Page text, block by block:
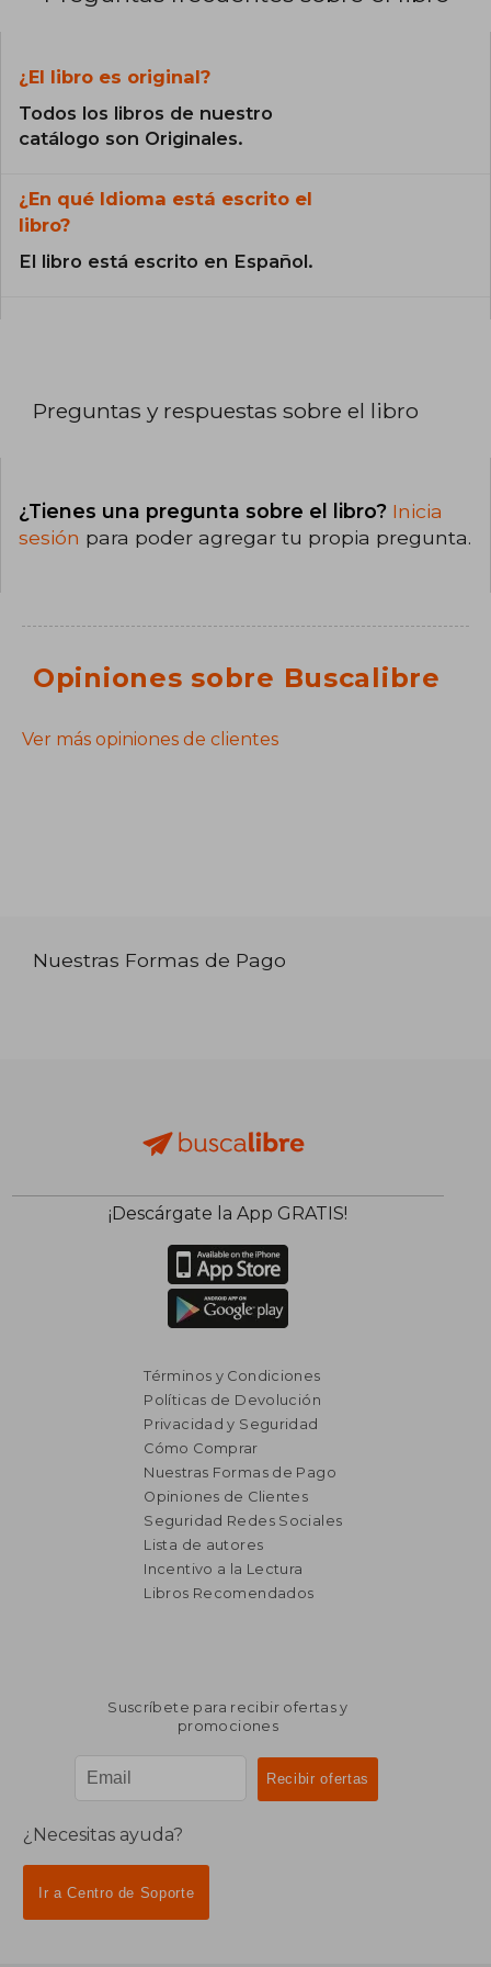
¿El libro es original?
Todos los libros de nuestro
catálogo son Originales.
¿En qué Idioma está escrito el
libro?
El libro está escrito en Español.
Preguntas y respuestas sobre el libro
¿Tienes una pregunta sobre el libro? Inicia
sesión para poder agregar tu propia pregunta.
Opiniones sobre Buscalibre
Ver más opiniones de clientes
Nuestras Formas de Pago
¡Descárgate la App GRATIS!
Términos y Condiciones
Políticas de Devolución
Privacidad y Seguridad
Cómo Comprar
Nuestras Formas de Pago
Opiniones de Clientes
Seguridad Redes Sociales
Lista de autores
Incentivo a la Lectura
Libros Recomendados
Suscríbete para recibir ofertas y
promociones
¿Necesitas ayuda?
Ir a Centro de Soporte